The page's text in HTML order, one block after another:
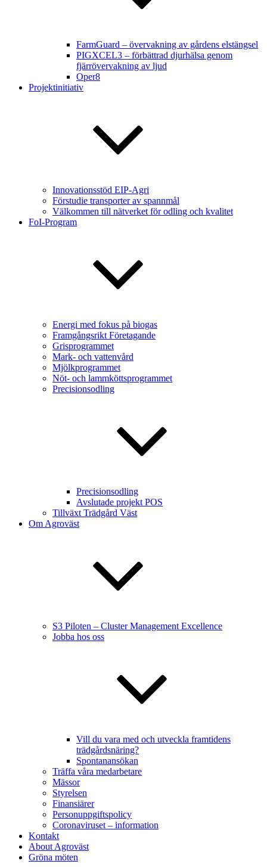
FarmGuard – övervakning av gårdens elstängsel
PIGXCEL3 – förbättrad djurhälsa genom
fjärrövervakning av ljud
Oper8
Projektinitiativ
Innovationsstöd EIP-Agri
Förstudie transporter av spannmål
Välkommen till nätverket för odling och kvalitet
FoI-Program
Energi med fokus på biogas
Framgångsrikt Företagande
Grisprogrammet
Mark- och vattenvård
Mjölkprogrammet
Nöt- och lammköttsprogrammet
Precisionsodling
Precisionsodling
Avslutade projekt POS
Tillväxt Trädgård Väst
Om Agroväst
S3 Piloten – Cluster Management Excellence
Jobba hos oss
Vill du vara med och utveckla framtidens
trädgårdsnäring?
Spontanansökan
Träffa våra medarbetare
Mässor
Styrelsen
Finansiärer
Personuppgiftspolicy
Coronaviruset – information
Kontakt
About Agroväst
Gröna möten